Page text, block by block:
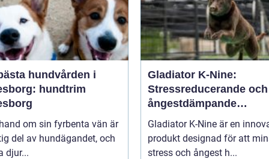
hundvården i
hundtrim
om sin fyrbenta vän är
del av hundägandet, och
djur...
Gladiator K-Nine:
Stressreducerande och
ångestdämpande
hundhalsband
Gladiator K-Nine är en
produkt designad för att
stress och ångest h...